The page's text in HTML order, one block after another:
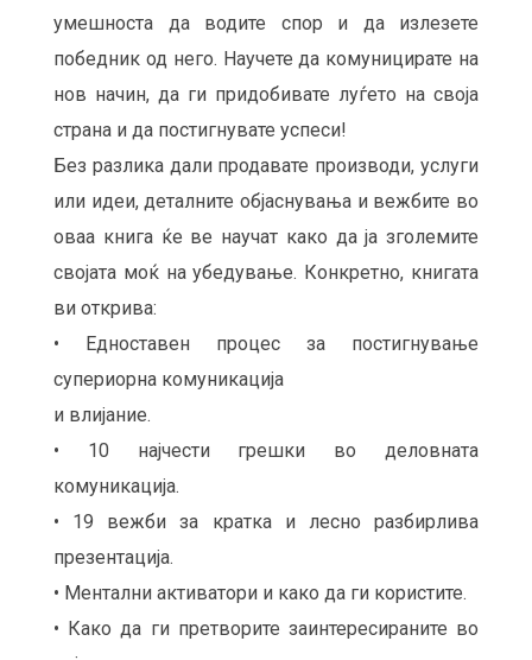
умешноста да водите спор и да излезете
победник од него. Научете да комуницирате на
нов начин, да ги придобивате луѓето на своја
страна и да постигнувате успеси!
Без разлика дали продавате производи, услуги
или идеи, деталните објаснувања и вежбите во
оваа книга ќе ве научат како да ја зголемите
својата моќ на убедување. Конкретно, книгата
ви открива:
• Едноставен процес за постигнување
супериорна комуникација
и влијание.
• 10 најчести грешки во деловната
комуникација.
• 19 вежби за кратка и лесно разбирлива
презентација.
• Ментални активатори и како да ги користите.
• Како да ги претворите заинтересираните во